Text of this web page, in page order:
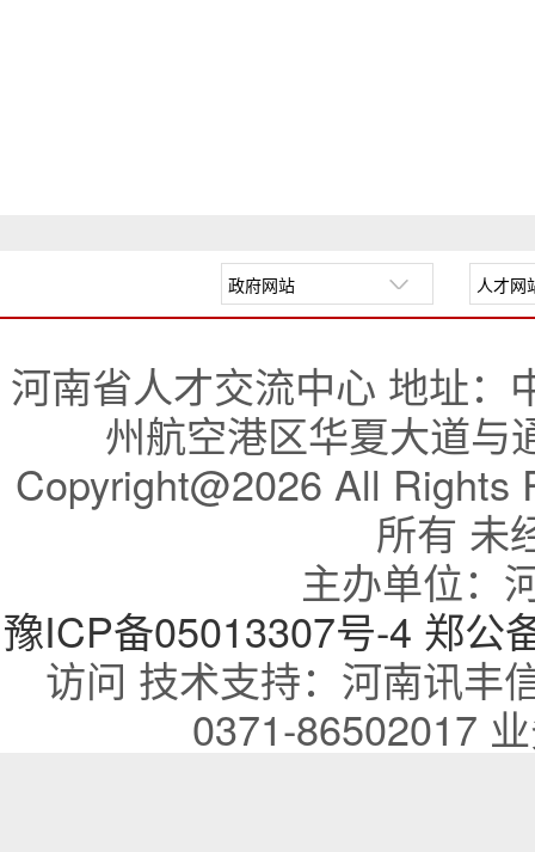
河南省人才交流中心 地址：
州航空港区华夏大道与
Copyright@2026 All Rights
所有 未
主办单位：
豫ICP备05013307号-4 郑公
访问 技术支持：河南讯丰
0371-86502017